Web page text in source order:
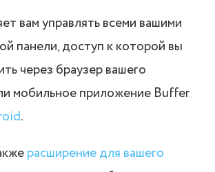
вам управлять всеми вашими
панели, доступ к которой вы
через браузер вашего
мобильное приложение Buffer
.
расширение для вашего